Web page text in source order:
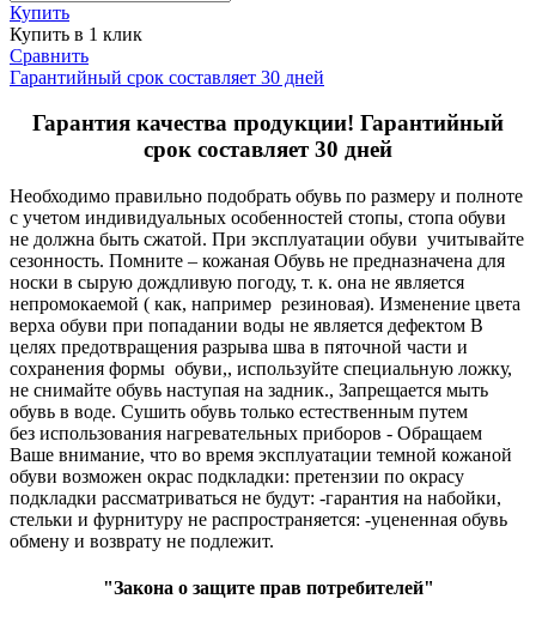
Купить
Купить в 1 клик
Сравнить
Гарантийный срок составляет 30 дней
Гарантия качества продукции! Гарантийный
срок составляет 30 дней
Необходимо правильно подобрать обувь по размеру и полноте
с учетом индивидуальных особенностей стопы, стопа обуви
не должна быть сжатой. При эксплуатации обуви учитывайте
сезонность. Помните – кожаная Обувь не предназначена для
носки в сырую дождливую погоду, т. к. она не является
непромокаемой ( как, например резиновая). Изменение цвета
верха обуви при попадании воды не является дефектом В
целях предотвращения разрыва шва в пяточной части и
сохранения формы обуви,, используйте специальную ложку,
не снимайте обувь наступая на задник., Запрещается мыть
обувь в воде. Сушить обувь только естественным путем
без использования нагревательных приборов - Обращаем
Ваше внимание, что во время эксплуатации темной кожаной
обуви возможен окрас подкладки: претензии по окрасу
подкладки рассматриваться не будут: -гарантия на набойки,
стельки и фурнитуру не распространяется: -уцененная обувь
обмену и возврату не подлежит.
"Закона о защите прав потребителей"